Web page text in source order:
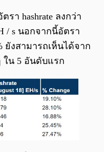
า hashrate ลงกว่า
/ s นอกจากนี้อัตรา
ยังสามารถเห็นได้จาก
ใน 5 อันดับแรก